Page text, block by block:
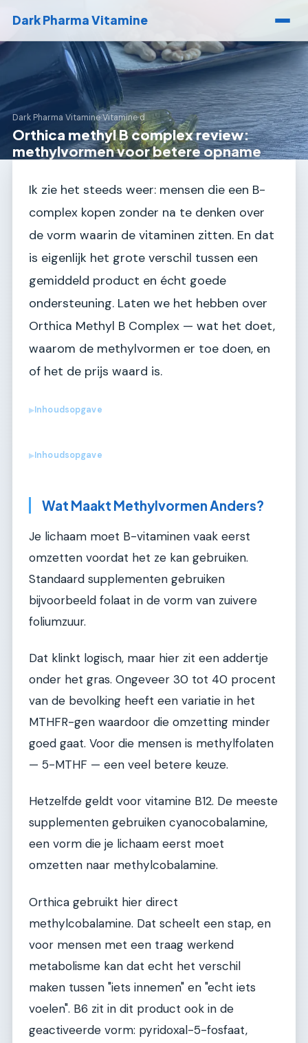
Dark Pharma Vitamine
Dark Pharma Vitamine›Vitamine d
Orthica methyl B complex review:
methylvormen voor betere opname
Ik zie het steeds weer: mensen die een B-
complex kopen zonder na te denken over
de vorm waarin de vitaminen zitten. En dat
is eigenlijk het grote verschil tussen een
gemiddeld product en écht goede
ondersteuning. Laten we het hebben over
Orthica Methyl B Complex — wat het doet,
waarom de methylvormen er toe doen, en
of het de prijs waard is.
▶Inhoudsopgave
▶Inhoudsopgave
Wat Maakt Methylvormen Anders?
Je lichaam moet B-vitaminen vaak eerst
omzetten voordat het ze kan gebruiken.
Standaard supplementen gebruiken
bijvoorbeeld folaat in de vorm van zuivere
foliumzuur.
Dat klinkt logisch, maar hier zit een addertje
onder het gras. Ongeveer 30 tot 40 procent
van de bevolking heeft een variatie in het
MTHFR-gen waardoor die omzetting minder
goed gaat. Voor die mensen is methylfolaten
— 5-MTHF — een veel betere keuze.
Hetzelfde geldt voor vitamine B12. De meeste
supplementen gebruiken cyanocobalamine,
een vorm die je lichaam eerst moet
omzetten naar methylcobalamine.
Orthica gebruikt hier direct
methylcobalamine. Dat scheelt een stap, en
voor mensen met een traag werkend
metabolisme kan dat echt het verschil
maken tussen "iets innemen" en "echt iets
voelen". B6 zit in dit product ook in de
geactiveerde vorm: pyridoxal-5-fosfaat,